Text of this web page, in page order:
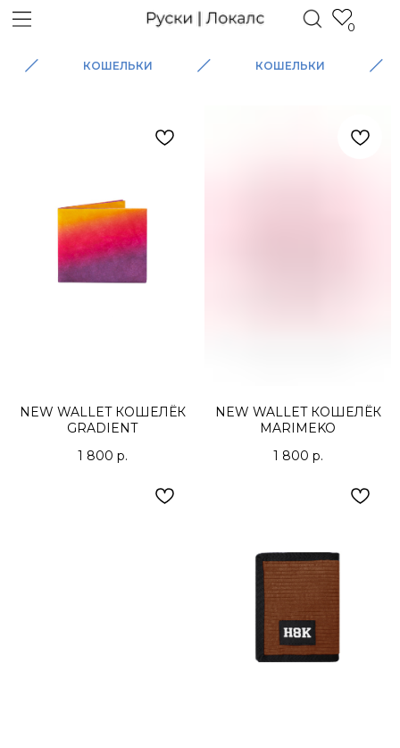
0
КОШЕЛЬКИ КОШЕЛЬКИ
NEW WALLET КОШЕЛЁК
GRADIENT
1 800 р.
NEW WALLET КОШЕЛЁК
MARIMEKO
1 800 р.